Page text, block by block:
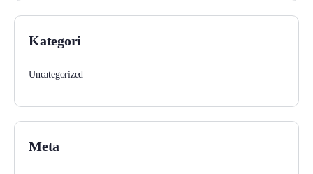
Kategori
Uncategorized
Meta